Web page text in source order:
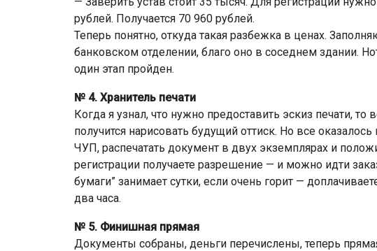
рублей. Получается 70 960 рублей.
Теперь понятно, откуда такая разбежка в ценах.
банковском отделении, благо оно в соседнем здании.
один этап пройден.
№ 4. Хранитель печати
Когда я узнал, что нужно предоставить эскиз печати, то
получится нарисовать будущий оттиск. Но все
ЧУП, распечатать документ в двух экземплярах и
регистрации получаете разрешение — и можно идти
бумаги” занимает сутки, если очень горит —
два часа.
№ 5. Финишная прямая
Документы собраны, деньги перечислены, теперь